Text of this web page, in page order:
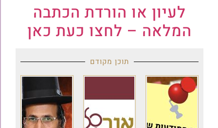
לעיון או הורדת הכתבה
המלאה – לחצו כעת כאן
תוכן מקודם